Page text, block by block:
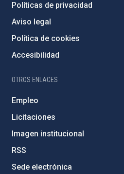
Políticas de privacidad
Aviso legal
Política de cookies
Accesibilidad
OTROS ENLACES
Empleo
Licitaciones
Imagen institucional
RSS
Sede electrónica